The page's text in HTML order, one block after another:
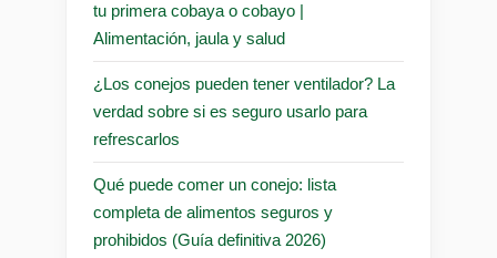
tu primera cobaya o cobayo |
Alimentación, jaula y salud
¿Los conejos pueden tener ventilador? La
verdad sobre si es seguro usarlo para
refrescarlos
Qué puede comer un conejo: lista
completa de alimentos seguros y
prohibidos (Guía definitiva 2026)